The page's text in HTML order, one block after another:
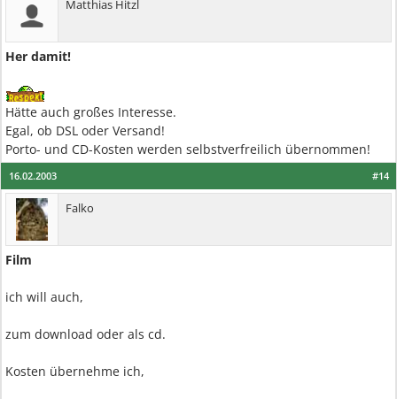
Matthias Hitzl
Her damit!
Hätte auch großes Interesse.
Egal, ob DSL oder Versand!
Porto- und CD-Kosten werden selbstverfreilich übernommen!
#14
16.02.2003
Falko
Film
ich will auch,
zum download oder als cd.
Kosten übernehme ich,